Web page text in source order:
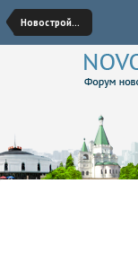
Новостройки Нижегородского района